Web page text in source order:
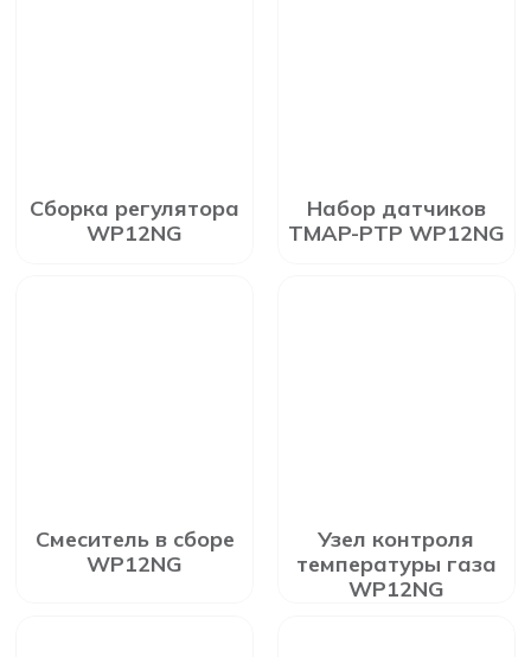
Сборка регулятора
WP12NG
Набор датчиков
TMAP-PTP WP12NG
Смеситель в сборе
WP12NG
Узел контроля
температуры газа
WP12NG